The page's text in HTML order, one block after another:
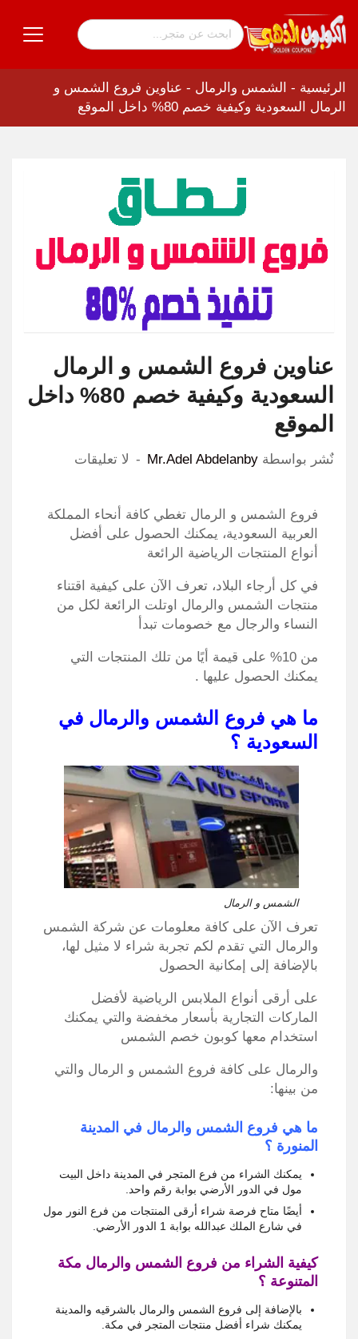
الرئيسية - الشمس والرمال - عناوين فروع الشمس و
الرمال السعودية وكيفية خصم 80% داخل الموقع
عناوين فروع الشمس و الرمال
السعودية وكيفية خصم 80% داخل
الموقع
نٌشر بواسطة Mr.Adel Abdelanby لا تعليقات
فروع الشمس و الرمال تغطي كافة أنحاء المملكة
العربية السعودية، يمكنك الحصول على أفضل
أنواع المنتجات الرياضية الرائعة
في كل أرجاء البلاد، تعرف الآن على كيفية اقتناء
منتجات الشمس والرمال اوتلت الرائعة لكل من
النساء والرجال مع خصومات تبدأ
من 10% على قيمة أيًا من تلك المنتجات التي
يمكنك الحصول عليها .
ما هي فروع الشمس والرمال في
السعودية ؟
الشمس و الرمال
تعرف الآن على كافة معلومات عن شركة الشمس
والرمال التي تقدم لكم تجربة شراء لا مثيل لها،
بالإضافة إلى إمكانية الحصول
على أرقى أنواع الملابس الرياضية لأفضل
الماركات التجارية بأسعار مخفضة والتي يمكنك
استخدام معها كوبون خصم الشمس
والرمال على كافة فروع الشمس و الرمال والتي
من بينها:
ما هي فروع الشمس والرمال في المدينة
المنورة ؟
يمكنك الشراء من فرع المتجر في المدينة داخل البيت
مول في الدور الأرضي بوابة رقم واحد.
أيضًا متاح فرصة شراء أرقى المنتجات من فرع النور مول
في شارع الملك عبدالله بوابة 1 الدور الأرضي.
كيفية الشراء من فروع الشمس والرمال مكة
المتنوعة ؟
بالإضافة إلى فروع الشمس والرمال بالشرقيه والمدينة
يمكنك شراء أفضل منتجات المتجر في مكة.